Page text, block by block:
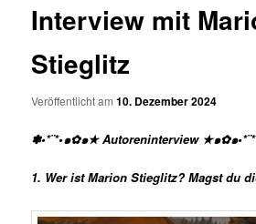
Interview mit
Stieglitz
Veröffentlicht am10. Dezember 2024
✽•*¨*•๑✿๑★ Autoreninterview ★๑✿๑
1. Wer ist Marion Stieglitz? Magst du